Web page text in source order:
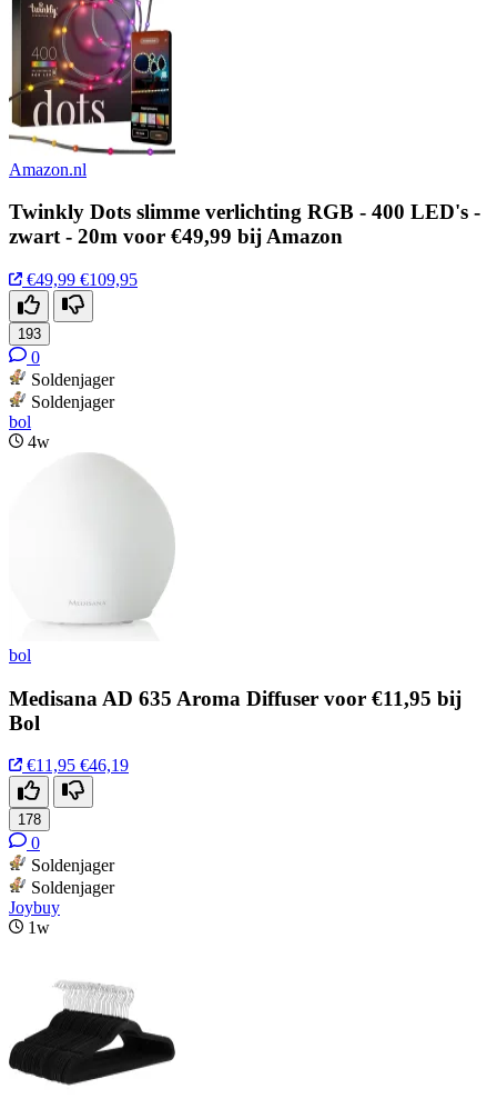
Amazon.nl
Twinkly Dots slimme verlichting RGB - 400 LED's -
zwart - 20m voor €49,99 bij Amazon
€49,99 €109,95
193
0
Soldenjager
Soldenjager
bol
4w
bol
Medisana AD 635 Aroma Diffuser voor €11,95 bij
Bol
€11,95 €46,19
178
0
Soldenjager
Soldenjager
Joybuy
1w